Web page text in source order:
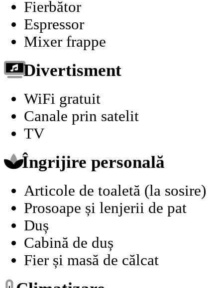
Fierbător
Espressor
Mixer frappe
Divertisment
WiFi gratuit
Canale prin satelit
TV
Îngrijire personală
Articole de toaletă (la sosire)
Prosoape și lenjerii de pat
Duș
Cabină de duș
Fier și masă de călcat